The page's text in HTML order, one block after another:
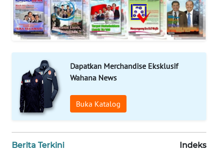
Dapatkan Merchandise Eksklusif
Wahana News
Buka Katalog
Berita Terkini Indeks
WN
JAKARTA
WN
BANTEN
WN
NTT